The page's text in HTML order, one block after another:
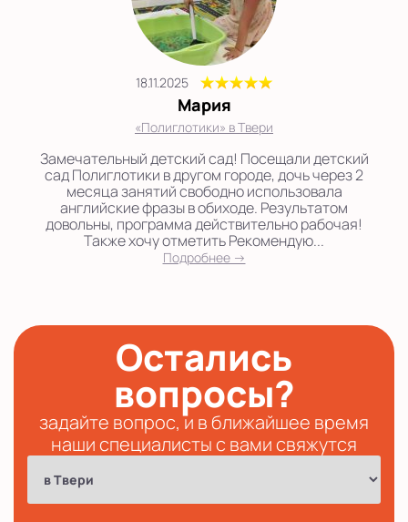
18.11.2025
Мария
«Полиглотики» в Твери
Замечательный детский сад! Посещали детский
сад Полиглотики в другом городе, дочь через 2
месяца занятий свободно использовала
английские фразы в обиходе. Результатом
довольны, программа действительно рабочая!
Также хочу отметить Рекомендую...
Подробнее →
Остались
вопросы?
задайте вопрос, и в ближайшее время
наши специалисты с вами свяжутся